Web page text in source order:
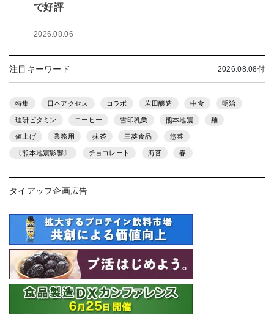
で好評
2026.08.06
注目キーワード 2026.08.08付
特集 日本アクセス コラボ 岩田醸造 中食 明治
理研ビタミン コーヒー 雪印乳業 熊本地震 麺
値上げ 業務用 抹茶 三菱食品 惣菜
〔熊本地震影響〕 チョコレート 海苔 春
タイアップ企画広告